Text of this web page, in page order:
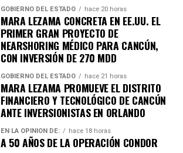
GOBIERNO DEL ESTADO hace 20 horas
MARA LEZAMA CONCRETA EN EE.UU. EL
PRIMER GRAN PROYECTO DE
NEARSHORING MÉDICO PARA CANCÚN,
CON INVERSIÓN DE 270 MDD
GOBIERNO DEL ESTADO hace 21 horas
MARA LEZAMA PROMUEVE EL DISTRITO
FINANCIERO Y TECNOLÓGICO DE CANCÚN
ANTE INVERSIONISTAS EN ORLANDO
EN LA OPINIÓN DE: hace 18 horas
A 50 AÑOS DE LA OPERACIÓN CONDOR